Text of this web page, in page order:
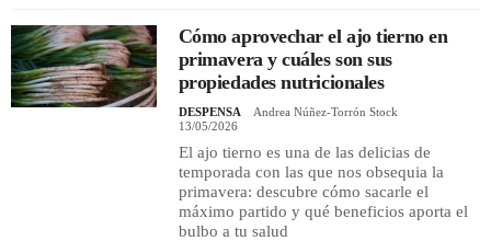
Cómo aprovechar el ajo tierno en
primavera y cuáles son sus
propiedades nutricionales
DESPENSA
Andrea Núñez-Torrón Stock
13/05/2026
El ajo tierno es una de las delicias de
temporada con las que nos obsequia la
primavera: descubre cómo sacarle el
máximo partido y qué beneficios aporta el
bulbo a tu salud